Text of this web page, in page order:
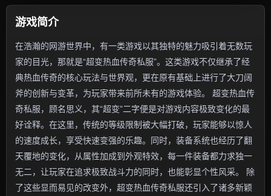
游戏简介
在浩瀚的网游世界中，有一类游戏以其独特的魅力吸引着无数玩
家的目光，那就是“超变热血传奇私服”。这类游戏不仅继承了经
典热血传奇的核心玩法与世界观，更在原有基础上进行了大刀阔
斧的创新与变革，为玩家带来前所未有的游戏体验。 超变热血传
奇私服，顾名思义，其“超变”二字便是对游戏内容极致变化的最
好诠释。在这里，传统的等级限制被大幅打破，玩家能够以惊人
的速度成长，享受快速变强的乐趣。同时，装备系统也经历了翻
天覆地的变化，从属性加成到外观特效，每一件装备都力求独一
无二，让玩家在追求极致战斗力的同时，也能彰显个性风采。 除
了这些显而易见的改变外，超变热血传奇私服还引入了诸多新颖